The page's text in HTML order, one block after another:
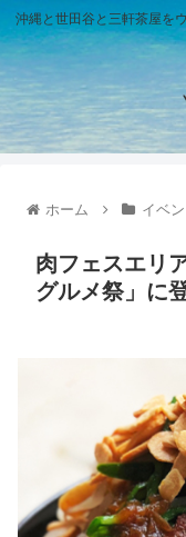
沖縄と世田谷と三軒茶屋を
ホーム イベ
肉フェスエリ
グルメ祭」に